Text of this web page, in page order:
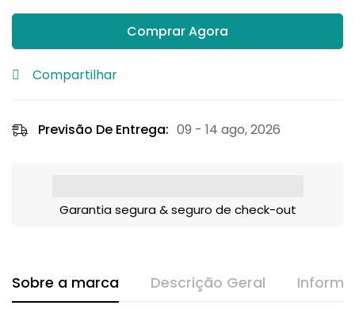
Comprar Agora
Compartilhar
Previsão De Entrega: 09 - 14 ago, 2026
Garantia segura & seguro de check-out
Sobre a marca Descrição Geral